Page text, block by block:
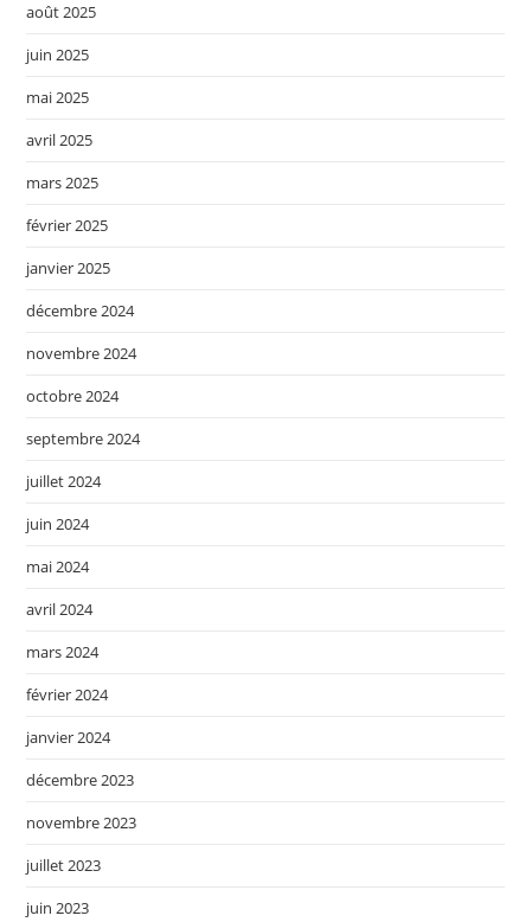
août 2025
juin 2025
mai 2025
avril 2025
mars 2025
février 2025
janvier 2025
décembre 2024
novembre 2024
octobre 2024
septembre 2024
juillet 2024
juin 2024
mai 2024
avril 2024
mars 2024
février 2024
janvier 2024
décembre 2023
novembre 2023
juillet 2023
juin 2023